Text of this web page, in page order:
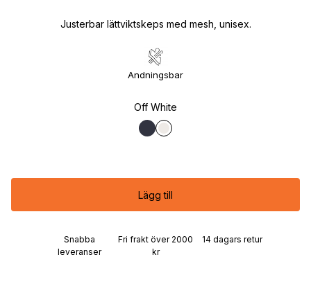
Justerbar lättviktskeps med mesh, unisex.
Andningsbar
Off White
Lägg till
Snabba
leveranser
Fri frakt över 2000
kr
14 dagars retur